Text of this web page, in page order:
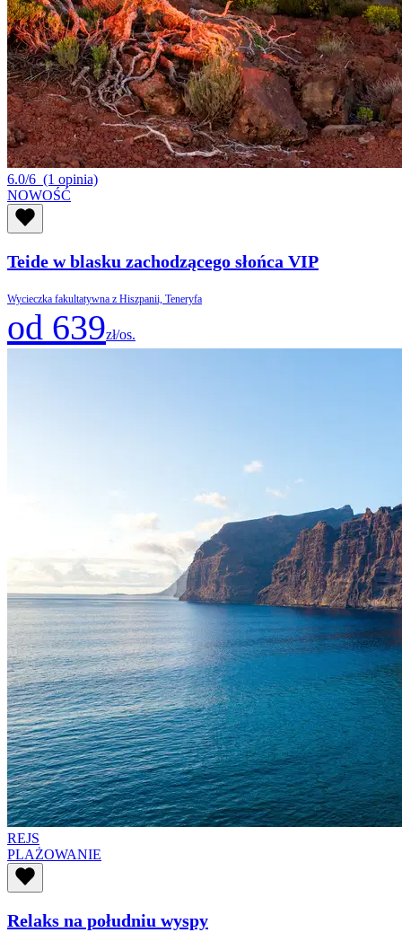
6.0/6 (1 opinia)
NOWOŚĆ
Teide w blasku zachodzącego słońca VIP
Wycieczka fakultatywna z Hiszpanii, Teneryfa
od 639zł/os.
REJS
PLAŻOWANIE
Relaks na południu wyspy